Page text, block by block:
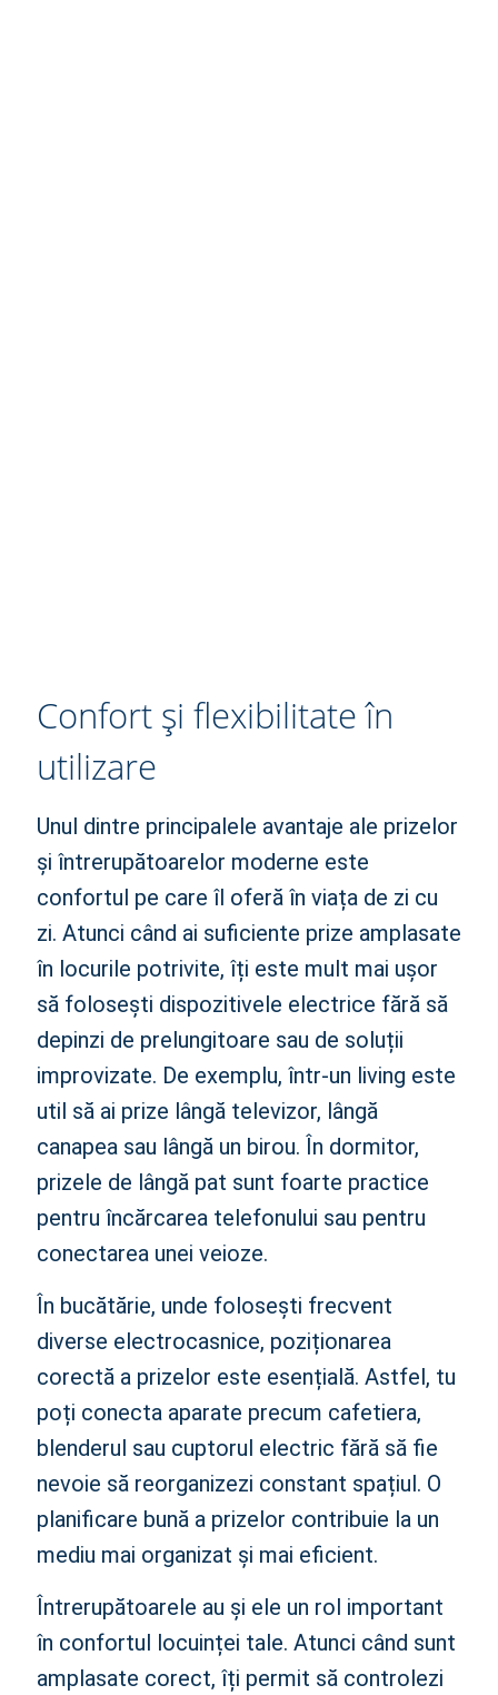
Confort și flexibilitate în
utilizare
Unul dintre principalele avantaje ale prizelor
și întrerupătoarelor moderne este
confortul pe care îl oferă în viața de zi cu
zi. Atunci când ai suficiente prize amplasate
în locurile potrivite, îți este mult mai ușor
să folosești dispozitivele electrice fără să
depinzi de prelungitoare sau de soluții
improvizate. De exemplu, într-un living este
util să ai prize lângă televizor, lângă
canapea sau lângă un birou. În dormitor,
prizele de lângă pat sunt foarte practice
pentru încărcarea telefonului sau pentru
conectarea unei veioze.
În bucătărie, unde folosești frecvent
diverse electrocasnice, poziționarea
corectă a prizelor este esențială. Astfel, tu
poți conecta aparate precum cafetiera,
blenderul sau cuptorul electric fără să fie
nevoie să reorganizezi constant spațiul. O
planificare bună a prizelor contribuie la un
mediu mai organizat și mai eficient.
Întrerupătoarele au și ele un rol important
în confortul locuinței tale. Atunci când sunt
amplasate corect, îți permit să controlezi